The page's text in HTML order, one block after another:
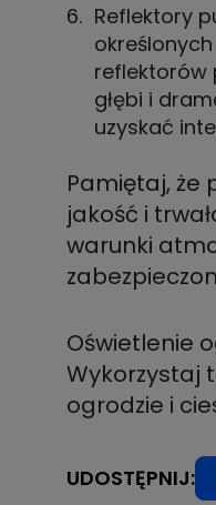
Reflektory
reflektorów
głębi i
uzyskać
Pamiętaj, że
jakość i
warunki
Oświetlenie
Wykorzystaj
ogrodzie i
UDOSTĘPNIJ: